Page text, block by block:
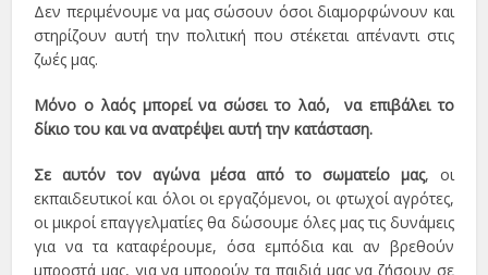
Δεν περιμένουμε να μας σώσουν όσοι διαμορφώνουν και
στηρίζουν αυτή την πολιτική που στέκεται απέναντι στις
ζωές μας.
Μόνο ο λαός μπορεί να σώσει το λαό, να επιβάλει το
δίκιο του και να ανατρέψει αυτή την κατάσταση.
Σε αυτόν τον αγώνα μέσα από το σωματείο μας, οι
εκπαιδευτικοί και όλοι οι εργαζόμενοι, οι φτωχοί αγρότες,
οι μικροί επαγγελματίες θα δώσουμε όλες μας τις δυνάμεις
για να τα καταφέρουμε, όσα εμπόδια και αν βρεθούν
μπροστά μας, για να μπορούν τα παιδιά μας να ζήσουν σε